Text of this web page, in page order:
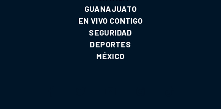
GUANAJUATO
EN VIVO CONTIGO
SEGURIDAD
DEPORTES
MÉXICO